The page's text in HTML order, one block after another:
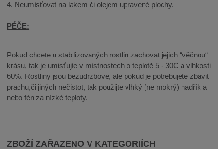
4. Neumísťovat na lakem či olejem upravené plochy.
PÉČE:
Pokud chcete u stabilizovaných rostlin zachovat jejich “věčnou“
krásu, tak je umisťujte v místnostech o teplotě 5 - 30C a vlhkosti
60%. Rostliny jsou bezúdržbové, ale pokud je potřebujete zbavit
prachu,či jiných nečistot, tak použijte vlhký (ne mokrý) hadřík a
nebo fén za nízké teploty.
ZBOŽÍ ZAŘAZENO V KATEGORIÍCH